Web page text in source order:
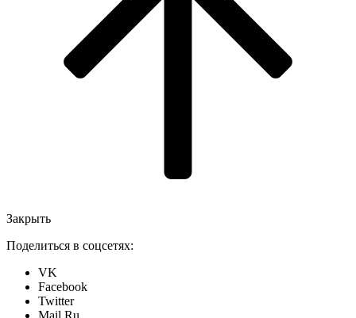
Закрыть
Поделиться в соцсетях:
VK
Facebook
Twitter